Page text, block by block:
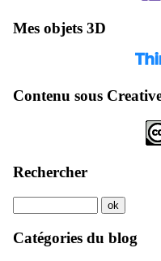
Mes objets 3D
Contenu sous
Rechercher
Catégories du blog